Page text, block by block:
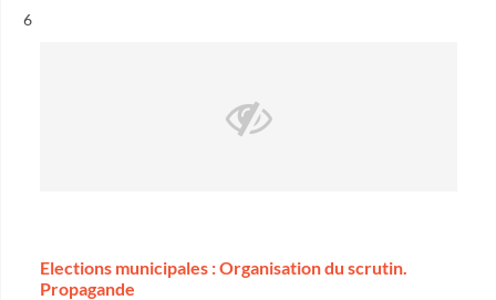
Résultat n°
6
Elections municipales : Organisation du scrutin.
Propagande